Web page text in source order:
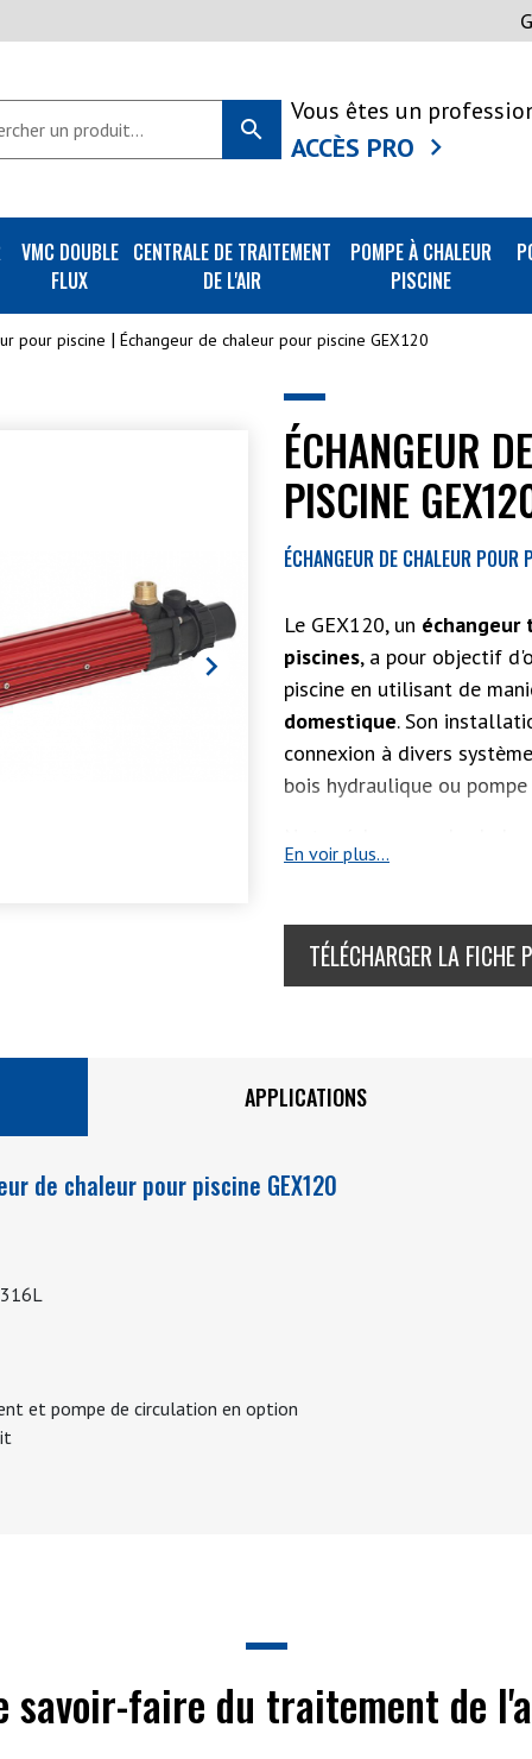
search
Vous êtes un
ACCÈS PRO
VMC DOUBLE
FLUX
CENTRALE DE TRAITEMENT
DE L'AIR
POMPE À CHALEUR
PISCINE
pour piscine Échangeur de chaleur pour piscine GEX120

ÉCHANGEUR
PISCINE
ÉCHANGEUR DE CHALEUR POUR
Le GEX120, un échangeur
piscines, a pour objectif
piscine en utilisant de
domestique. Son
connexion à divers
bois hydraulique ou pompe
grâce à une surface de
Les caractéristiques
comprennent :
Un contrôleur à écran
en option un régulateur de
multilingue et la
En voir plus...
TÉLÉCHARGER LA FICHE
APPLICATIONS
de chaleur pour piscine GEX120
et pompe de circulation en option
savoir-faire du traitement de